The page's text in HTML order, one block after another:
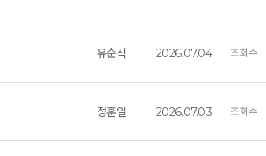
유순식 2026.07.04 조회수
정훈일 2026.07.03 조회수